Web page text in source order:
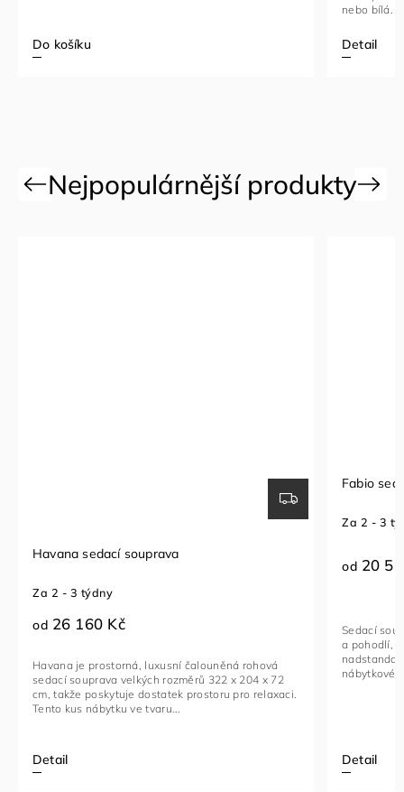
Detail Do
Previous
20 510 Kč
Sedací souprava FABIO je ideální kombinací luxusu
nadstandardní komfort. Toto stylové a multifunkční
nábytkové řešení je vyrobeno...
Za
od
Next